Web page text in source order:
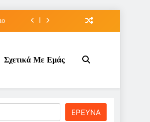
Σχετικά Με Εμάς
ΕΡΕΥΝΑ